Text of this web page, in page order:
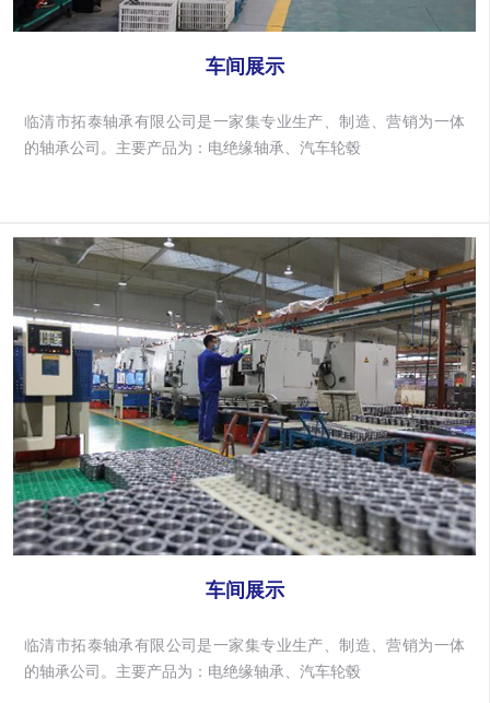
车间展示
临清市拓泰轴承有限公司是一家集专业生产、制造、营销为一体
的轴承公司。主要产品为：电绝缘轴承、汽车轮毂
车间展示
临清市拓泰轴承有限公司是一家集专业生产、制造、营销为一体
的轴承公司。主要产品为：电绝缘轴承、汽车轮毂